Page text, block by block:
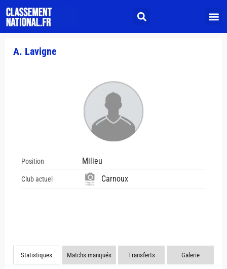
A. Lavigne
Position Milieu
Club actuel Carnoux
Statistiques Matchs manqués Transferts Galerie